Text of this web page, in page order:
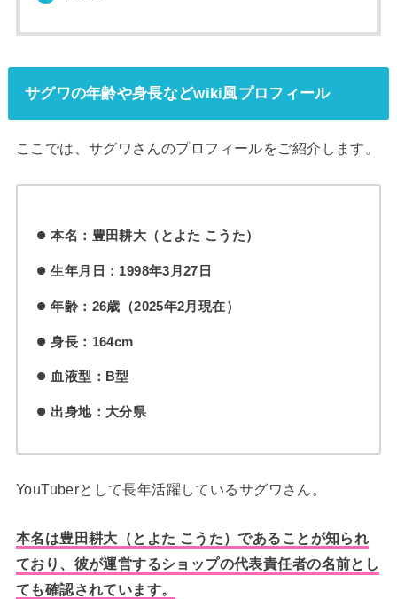
サグワの年齢や身長などwiki風プロフィール
ここでは、サグワさんのプロフィールをご紹介します。
本名：豊田耕大（とよた こうた）
生年月日：1998年3月27日
年齢：26歳（2025年2月現在）
身長：164cm
血液型：B型
出身地：大分県
YouTuberとして長年活躍しているサグワさん。
本名は豊田耕大（とよた こうた）であることが知られ
ており、彼が運営するショップの代表責任者の名前とし
ても確認されています。